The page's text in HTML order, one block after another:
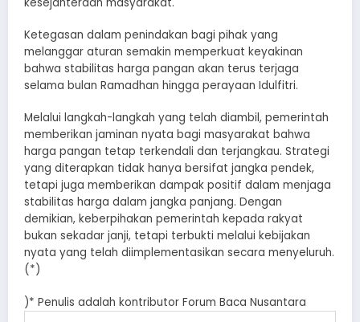
Ketegasan dalam penindakan bagi pihak yang
melanggar aturan semakin memperkuat keyakinan
bahwa stabilitas harga pangan akan terus terjaga
selama bulan Ramadhan hingga perayaan Idulfitri.
Melalui langkah-langkah yang telah diambil, pemerintah
memberikan jaminan nyata bagi masyarakat bahwa
harga pangan tetap terkendali dan terjangkau. Strategi
yang diterapkan tidak hanya bersifat jangka pendek,
tetapi juga memberikan dampak positif dalam menjaga
stabilitas harga dalam jangka panjang. Dengan
demikian, keberpihakan pemerintah kepada rakyat
bukan sekadar janji, tetapi terbukti melalui kebijakan
nyata yang telah diimplementasikan secara menyeluruh.
(*)
)* Penulis adalah kontributor Forum Baca Nusantara